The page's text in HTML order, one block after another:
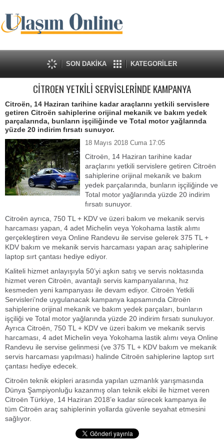
SON DAKİKA KATEGORİLER
CİTROEN YETKİLİ SERVİSLERİNDE KAMPANYA
Citroën, 14 Haziran tarihine kadar araçlarını yetkili servislere
getiren Citroën sahiplerine orijinal mekanik ve bakım yedek
parçalarında, bunların işçiliğinde ve Total motor yağlarında
yüzde 20 indirim fırsatı sunuyor.
18 Mayıs 2018 Cuma 17:05
Citroën, 14 Haziran tarihine kadar
araçlarını yetkili servislere getiren Citroën
sahiplerine orijinal mekanik ve bakım
yedek parçalarında, bunların işçiliğinde ve
Total motor yağlarında yüzde 20 indirim
fırsatı sunuyor.
Citroën ayrıca, 750 TL + KDV ve üzeri bakım ve mekanik servis
harcaması yapan, 4 adet Michelin veya Yokohama lastik alımı
gerçekleştiren veya Online Randevu ile servise gelerek 375 TL +
KDV bakım ve mekanik servis harcaması yapan araç sahiplerine
laptop sırt çantası hediye ediyor.
Kaliteli hizmet anlayışıyla 50’yi aşkın satış ve servis noktasında
hizmet veren Citroën, avantajlı servis kampanyalarına, hız
kesmeden yeni kampanyası ile devam ediyor. Citroën Yetkili
Servisleri’nde uygulanacak kampanya kapsamında Citroën
sahiplerine orijinal mekanik ve bakım yedek parçaları, bunların
işçiliği ve Total motor yağlarında yüzde 20 indirim fırsatı sunuluyor.
Ayrıca Citroën, 750 TL + KDV ve üzeri bakım ve mekanik servis
harcaması, 4 adet Michelin veya Yokohama lastik alımı veya Online
Randevu ile servise gelinmesi (ve 375 TL + KDV bakım ve mekanik
servis harcaması yapılması) halinde Citroën sahiplerine laptop sırt
çantası hediye edecek.
Citroën teknik ekipleri arasında yapılan uzmanlık yarışmasında
Dünya Şampiyonluğu kazanmış olan teknik ekibi ile hizmet veren
Citroën Türkiye, 14 Haziran 2018’e kadar sürecek kampanya ile
tüm Citroën araç sahiplerinin yollarda güvenle seyahat etmesini
sağlıyor.